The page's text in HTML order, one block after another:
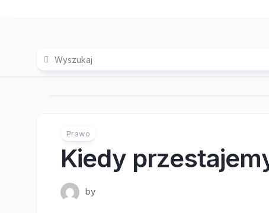
Prawo
Kiedy
by